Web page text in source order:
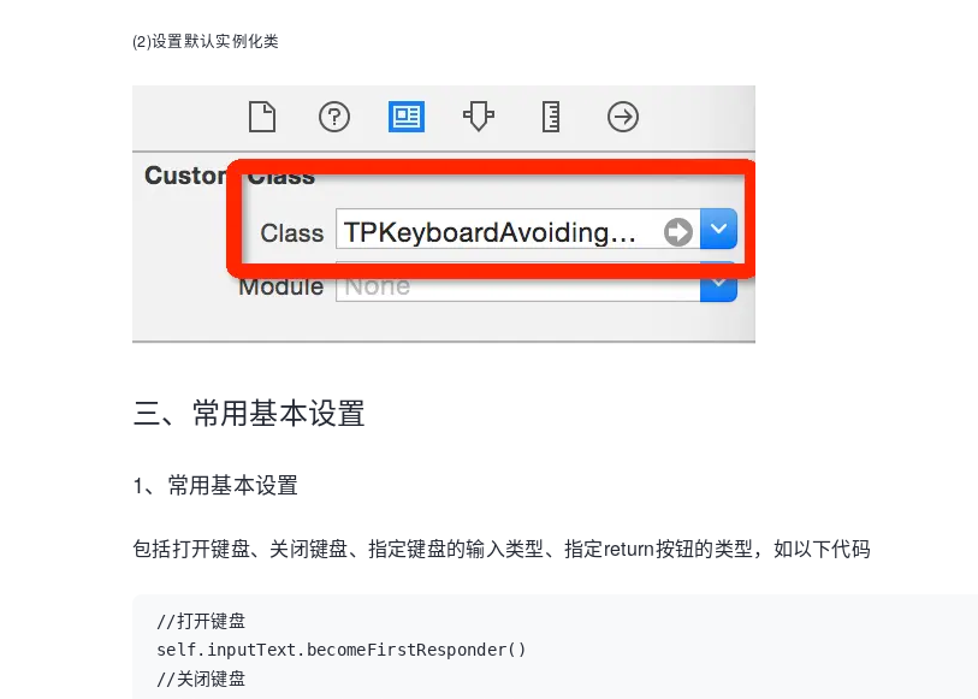
(2)设置默认实例化类
三、常用基本设置
1、常用基本设置
包括打开键盘、关闭键盘、指定键盘的输入类型、指定return按钮的类型，如以下代码
//打开键盘
self.inputText.becomeFirstResponder()
//关闭键盘